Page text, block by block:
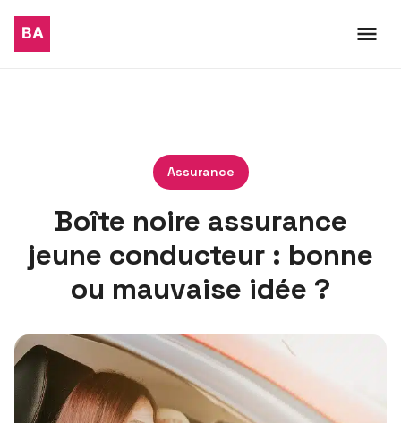
Assurance
Boîte noire assurance
jeune conducteur : bonne
ou mauvaise idée ?